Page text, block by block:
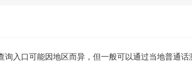
入口可能因地区而异，但一般可以通过当地普通